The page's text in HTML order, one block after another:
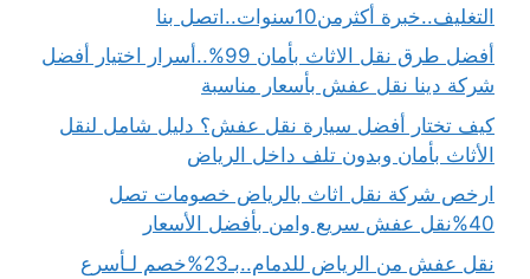
التغليف..خبرة أكثرمن10سنوات..اتصل بنا
أفضل طرق نقل الاثاث بأمان 99%..أسرار اختيار أفضل
شركة دينا نقل عفش بأسعار مناسبة
كيف تختار أفضل سيارة نقل عفش؟ دليل شامل لنقل
الأثاث بأمان وبدون تلف داخل الرياض
ارخص شركة نقل اثاث بالرياض خصومات تصل
40%نقل عفش سريع وامن بأفضل الأسعار
نقل عفش من الرياض للدمام..بـ23%خصم لـأسرع